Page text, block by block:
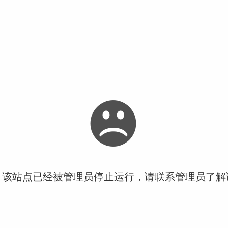
站点已经被管理员停止运行，请联系管理员了